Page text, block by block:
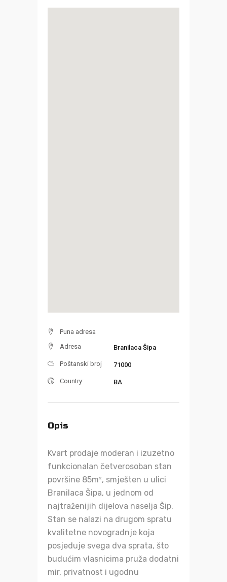
Puna adresa
Adresa
Branilaca Šipa
Poštanski broj 71000
Country: BA
Opis
Kvart prodaje moderan i izuzetno
funkcionalan četverosoban stan
površine 85m², smješten u ulici
Branilaca Šipa, u jednom od
najtraženijih dijelova naselja Šip.
Stan se nalazi na drugom spratu
kvalitetne novogradnje koja
posjeduje svega dva sprata, što
budućim vlasnicima pruža dodatni
mir, privatnost i ugodnu